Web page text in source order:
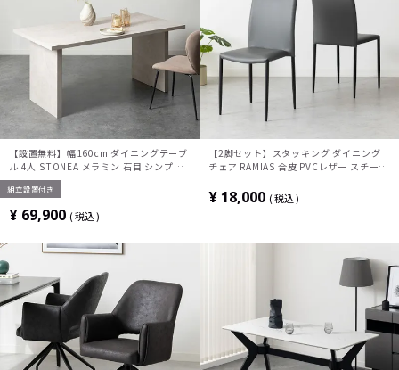
【設置無料】幅160cm ダイニングテーブ
ル 4人 STONEA メラミン 石目 シンプル
モダン テーブル 長方形 食卓テーブル お
しゃれ かっこいい 白 ホワイト グレー
組立設置付き
¥ 69,900 税込
【2脚セット】スタッキング ダイニング
チェア RAMIAS 合皮 PVCレザー スチール
ビング椅子 食卓椅子 おしゃれ グレー 完
成品
¥ 18,000 税込